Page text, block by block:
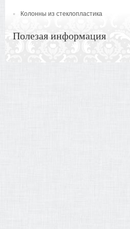
Колонны из стеклопластика
Полезая информация